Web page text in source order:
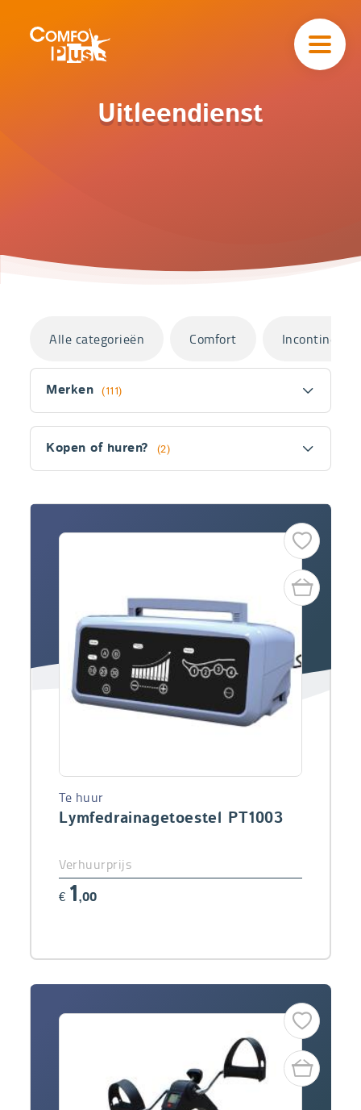
Uitleendienst
navigatieComfoPlus
section
Filter
Merken (111)
Kopen of huren? (2)
Alle categorieën Comfort Incontinentie
Producten
Lymfedrainagetoestel PT1003
Te huur
Verhuurprijs
€ 1,00